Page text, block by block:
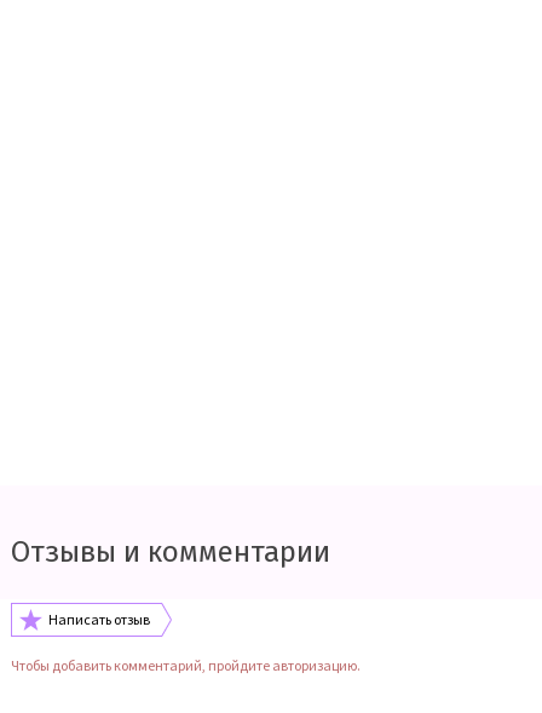
Отзывы и комментарии
Написать отзыв
Чтобы добавить комментарий, пройдите авторизацию.